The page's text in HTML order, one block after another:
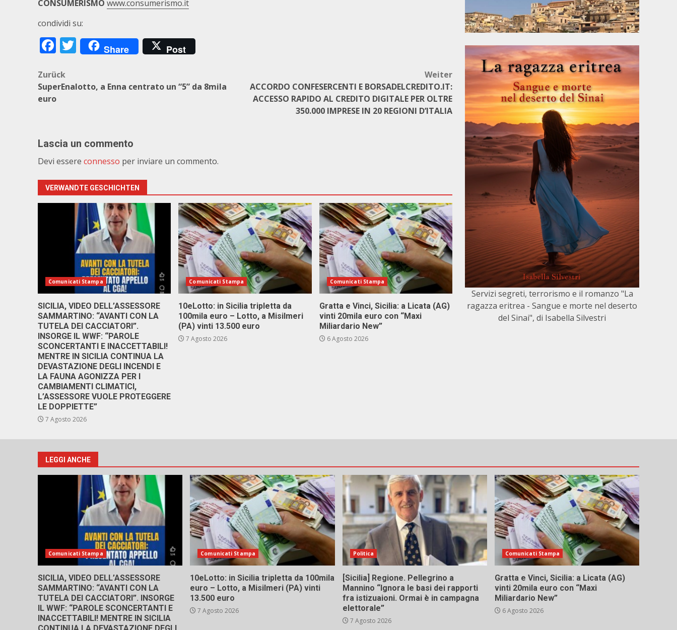
CONSUMERISMO www.consumerismo.it
condividi su:
Facebook
Twitter
Share Post
Beitragsnavigation
Zurück
SuperEnalotto, a Enna centrato un “5” da 8mila
euro
Weiter
ACCORDO CONFESERCENTI E BORSADELCREDITO.IT:
ACCESSO RAPIDO AL CREDITO DIGITALE PER OLTRE
350.000 IMPRESE IN 20 REGIONI D’ITALIA
Lascia un commento
Devi essere connesso per inviare un commento.
VERWANDTE GESCHICHTEN
Comunicati Stampa
SICILIA, VIDEO DELL’ASSESSORE
SAMMARTINO: “AVANTI CON LA
TUTELA DEI CACCIATORI”.
INSORGE IL WWF: “PAROLE
SCONCERTANTI E INACCETTABILI!
MENTRE IN SICILIA CONTINUA LA
DEVASTAZIONE DEGLI INCENDI E
LA FAUNA AGONIZZA PER I
CAMBIAMENTI CLIMATICI,
L’ASSESSORE VUOLE PROTEGGERE
LE DOPPIETTE”
7 Agosto 2026
Comunicati Stampa
10eLotto: in Sicilia tripletta da
100mila euro – Lotto, a Misilmeri
(PA) vinti 13.500 euro
7 Agosto 2026
Comunicati Stampa
Gratta e Vinci, Sicilia: a Licata (AG)
vinti 20mila euro con “Maxi
Miliardario New”
6 Agosto 2026
Servizi segreti, terrorismo e il romanzo "La
ragazza eritrea - Sangue e morte nel deserto
del Sinai", di Isabella Silvestri
LEGGI ANCHE
Comunicati Stampa
SICILIA, VIDEO DELL’ASSESSORE
SAMMARTINO: “AVANTI CON LA
TUTELA DEI CACCIATORI”. INSORGE
IL WWF: “PAROLE SCONCERTANTI E
INACCETTABILI! MENTRE IN SICILIA
Comunicati Stampa
10eLotto: in Sicilia tripletta da 100mila
euro – Lotto, a Misilmeri (PA) vinti
13.500 euro
7 Agosto 2026
Politica
[Sicilia] Regione. Pellegrino a
Mannino “Ignora le basi dei rapporti
fra istizuaioni. Ormai è in campagna
elettorale”
7 Agosto 2026
Comunicati Stampa
Gratta e Vinci, Sicilia: a Licata (AG)
vinti 20mila euro con “Maxi
Miliardario New”
6 Agosto 2026